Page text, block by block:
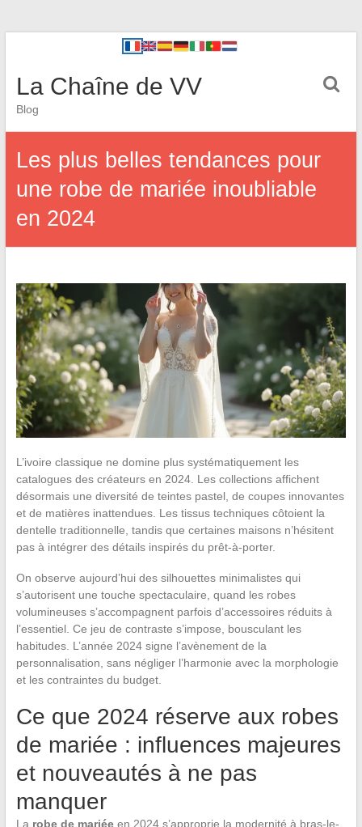
La Chaîne de VV
Blog
Les plus belles tendances pour
une robe de mariée inoubliable
en 2024
L’ivoire classique ne domine plus systématiquement les
catalogues des créateurs en 2024. Les collections affichent
désormais une diversité de teintes pastel, de coupes innovantes
et de matières inattendues. Les tissus techniques côtoient la
dentelle traditionnelle, tandis que certaines maisons n’hésitent
pas à intégrer des détails inspirés du prêt-à-porter.
On observe aujourd’hui des silhouettes minimalistes qui
s’autorisent une touche spectaculaire, quand les robes
volumineuses s’accompagnent parfois d’accessoires réduits à
l’essentiel. Ce jeu de contraste s’impose, bousculant les
habitudes. L’année 2024 signe l’avènement de la
personnalisation, sans négliger l’harmonie avec la morphologie
et les contraintes du budget.
Ce que 2024 réserve aux robes
de mariée : influences majeures
et nouveautés à ne pas
manquer
La robe de mariéeen 2024 s’approprie la modernité à bras-le-